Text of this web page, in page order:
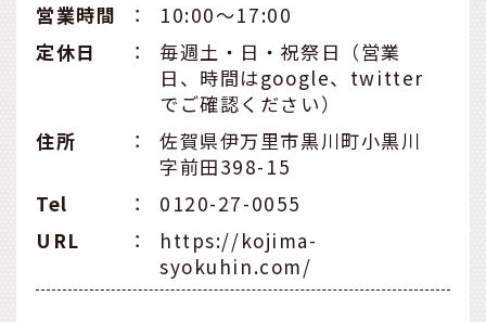
営業時間
：
10:00～17:00
定休日
：
毎週土・日・祝祭日（営業
日、時間はgoogle、twitter
でご確認ください）
住所
：
佐賀県伊万里市黒川町小黒川
字前田398-15
Tel
：
0120-27-0055
URL
：
https://kojima-
syokuhin.com/